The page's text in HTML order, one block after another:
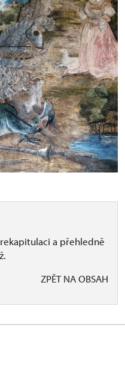
a přehledně
ZPĚT NA OBSAH